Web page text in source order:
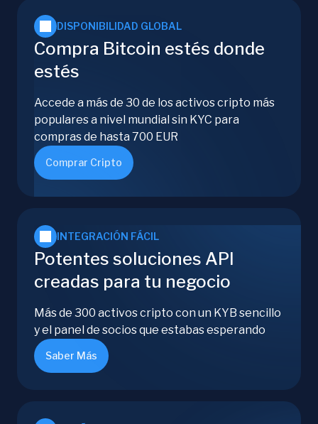
DISPONIBILIDAD GLOBAL
Compra Bitcoin estés donde
estés
Accede a más de 30 de los activos cripto más
populares a nivel mundial sin KYC para
compras de hasta 700 EUR
Comprar Cripto
INTEGRACIÓN FÁCIL
Potentes soluciones API
creadas para tu negocio
Más de 300 activos cripto con un KYB sencillo
y el panel de socios que estabas esperando
Saber Más